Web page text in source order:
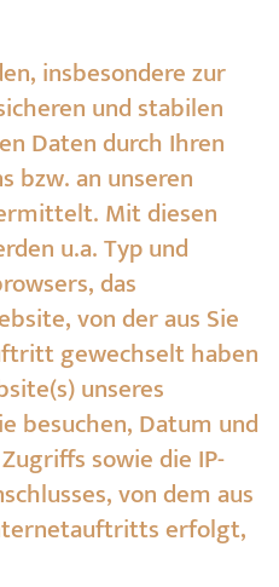
insbesondere zur
und stabilen
Daten durch Ihren
bzw. an unseren
Mit diesen
u.a. Typ und
das
von der aus Sie
gewechselt haben
unseres
besuchen, Datum und
sowie die IP-
von dem aus
erfolgt,